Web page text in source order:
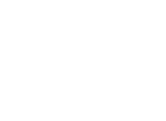
zurzeit nicht verfügbar.)